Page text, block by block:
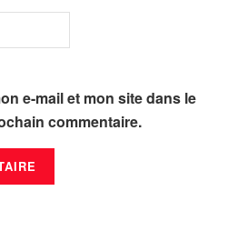
e-mail et mon site dans le
commentaire.